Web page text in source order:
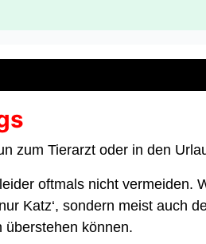
zum Tierarzt oder in den
oftmals nicht vermeiden.
Katz‘, sondern meist auch
überstehen können.